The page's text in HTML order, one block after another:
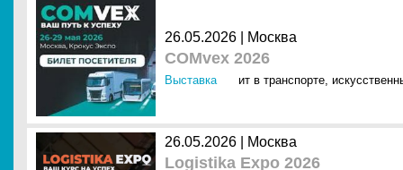
26.05.2026 | Москва
COMvex 2026
Выставка ит в транспорте,
26.05.2026 | Москва
Logistika Expo 2026